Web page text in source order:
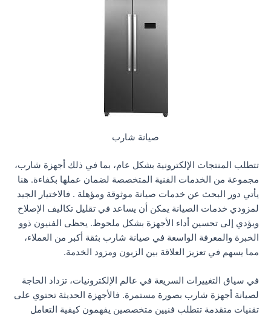
صيانة شارب
تتطلب المنتجات الإلكترونية بشكل عام، بما في ذلك أجهزة شارب،
مجموعة من الخدمات الفنية المتخصصة لضمان عملها بكفاءة. هنا
يأتي دور البحث عن خدمات صيانة موثوقة ومؤهلة . فالاختيار الجيد
لمزودي خدمات الصيانة يمكن أن يساعد في تقليل تكاليف الإصلاح
ويؤدي إلى تحسين أداء الأجهزة بشكل ملحوظ. يحظى الفنيون ذوو
الخبرة والمعرفة الواسعة في صيانة شارب بثقة أكبر من العملاء،
مما يسهم في تعزيز العلاقة بين الزبون ومزود الخدمة.
في سياق التغييرات السريعة في عالم الإلكترونيات، تزداد الحاجة
لصيانة أجهزة شارب بصورة مستمرة. فالأجهزة الحديثة تحتوي على
تقنيات متقدمة تتطلب فنيين متخصصين يفهمون كيفية التعامل